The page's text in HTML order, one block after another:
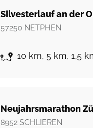
Silvesterlauf an der
57250 NETPHEN
10 km, 5 km, 1,5
Neujahrsmarathon
8952 SCHLIEREN